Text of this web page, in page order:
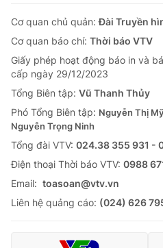
Cơ quan chủ quản:Đài Truyền
Cơ quan báo chí: Thời báo VTV
Giấy phép hoạt động báo in và
cấp ngày 29/12/2023
Tổng Biên tập: Vũ Thanh Thủy
Phó Tổng Biên tập: Nguyễn Thị
Nguyễn Trọng Ninh
Tổng đài VTV: 024.38 355 931 -
Ðiện thoại Thời báo VTV: 0988
Email: toasoan@vtv.vn
Liên hệ quảng cáo: (024) 626